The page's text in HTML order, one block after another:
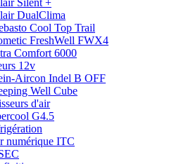
Silent +
DualClima
Cool Top Trail
FreshWell FWX4
Comfort 6000
12v
Aircon Indel B OFF
Well Cube
d'air
G4.5
numérique ITC